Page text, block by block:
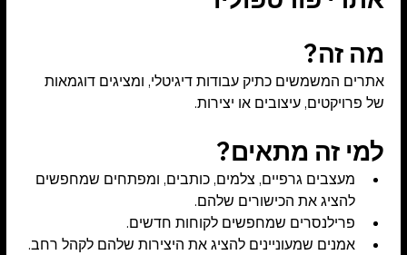
מה זה?
אתרים המשמשים כתיק עבודות דיגיטלי, ומציגים דוגמאות
של פרויקטים, עיצובים או יצירות.
למי זה מתאים?
מעצבים גרפיים, צלמים, כותבים, ומפתחים שמחפשים
להציג את הכישורים שלהם.
פרילנסרים שמחפשים לקוחות חדשים.
אמנים שמעוניינים להציג את היצירות שלהם לקהל רחב.